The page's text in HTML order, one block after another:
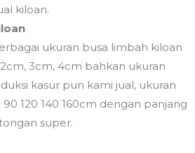
kiloan.
ukuran busa limbah kiloan
3cm, 4cm bahkan ukuran
kasur pun kami jual, ukuran
120 140 160cm dengan panjang
super.